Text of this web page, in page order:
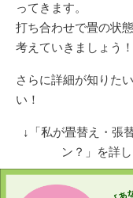
ってきます。
打ち合わせで畳の状
考えていきましょう！
さらに詳細が知りた
い！
↓「私が畳替え・張
ン？」を詳